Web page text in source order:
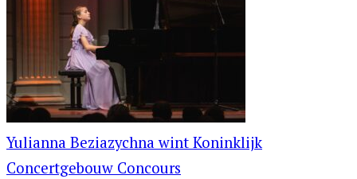
Yulianna Beziazychna wint Koninklijk
Concertgebouw Concours